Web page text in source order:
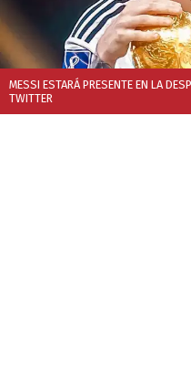
MESSI ESTARÁ PRESENTE EN LA
TWITTER